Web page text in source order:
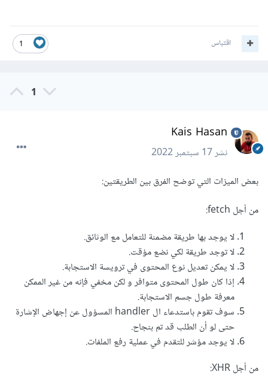
1 اقتباس
1
Kais Hasan
نشر17 سبتمبر 2022
بعض الميزات التي توضح الفرق بين الطريقتين:
من أجل fetch:
لا يوجد بها طريقة مضمنة للتعامل مع الوثائق.
لا توجد طريقة لكي نضع مؤقت.
لا يمكن تعديل نوع المحتوى في ترويسة الاستجابة.
إذا كان طول المحتوى متوافر و لكن مخفي فإنه من غير الممكن
معرفة طول جسم الاستجابة.
سوف تقوم باستدعاء ال handler المسؤول عن إجهاض الإشارة
حتى لو أن الطلب قد تم بنجاح.
لا يوجد مؤشر للتقدم في عملية رفع الملفات.
من أجل XHR: